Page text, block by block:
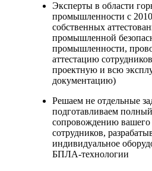
Эксперты в области
промышленности с
собственных
промышленной
промышленности,
аттестацию
проектную и всю
документацию)
Решаем не отдельные
подготавливаем
сопровождению вашего
сотрудников,
индивидуальное
БПЛА-технологии